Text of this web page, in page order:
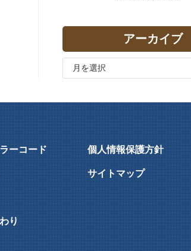
アーカイブ
ーコード
り
個人情報保護方針
サイトマップ